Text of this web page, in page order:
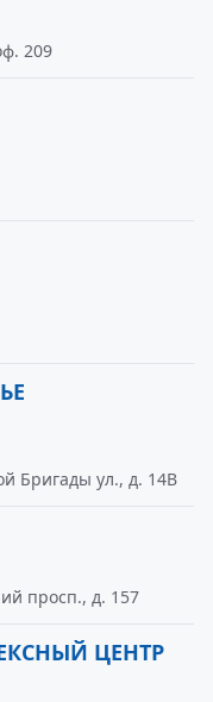
209
Бригады ул., д. 14В
просп., д. 157
ЦЕНТР